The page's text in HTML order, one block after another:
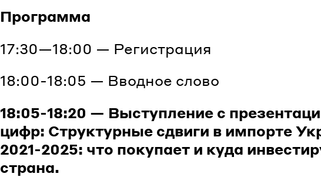
Программа
17:30—18:00 — Регистрация
18:00-18:05 — Вводное слово
18:05-18:20 — Выступление с
цифр: Структурные сдвиги в импорте
2021-2025: что покупает и куда
страна.